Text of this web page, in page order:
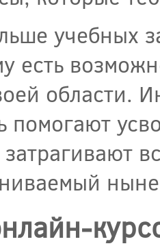
учебных
есть
области.
помогают